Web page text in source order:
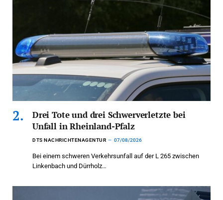
Drei Tote und drei Schwerverletzte bei
Unfall in Rheinland-Pfalz
DTS NACHRICHTENAGENTUR 07/08/2026
Bei einem schweren Verkehrsunfall auf der L 265 zwischen
Linkenbach und Dürrholz…